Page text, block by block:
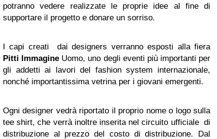
potranno vedere realizzate le proprie idee al fine di
supportare il progetto e donare un sorriso.
I capi creati dai designers verranno esposti alla fiera
Pitti Immagine Uomo, uno degli eventi più importanti per
gli addetti ai lavori del fashion system internazionale,
nonché importantissima vetrina per i giovani emergenti.
Ogni designer vedrà riportato il proprio nome o logo sulla
tee shirt, che verrà inoltre inserita nel circuito ufficiale di
distribuzione al prezzo del costo di distribuzione. Dal